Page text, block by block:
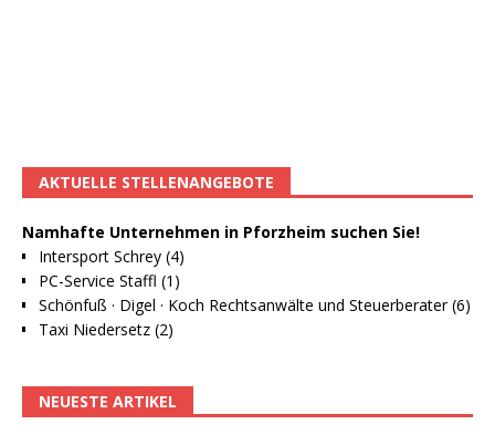
AKTUELLE STELLENANGEBOTE
Namhafte Unternehmen in Pforzheim suchen Sie!
Intersport Schrey (4)
PC-Service Staffl (1)
Schönfuß · Digel · Koch Rechtsanwälte und Steuerberater (6)
Taxi Niedersetz (2)
NEUESTE ARTIKEL